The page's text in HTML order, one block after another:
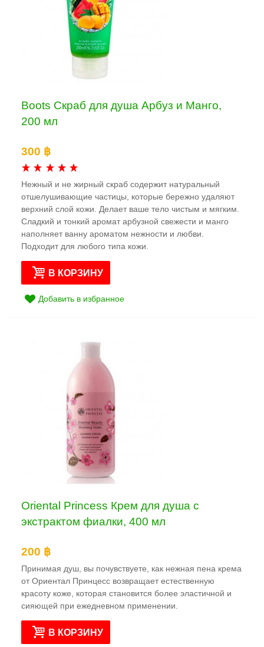
Boots Скраб для душа Арбуз и Манго,
200 мл
300 ฿
Нежный и не жирный скраб содержит натуральный
отшелушивающие частицы, которые бережно удаляют
верхний слой кожи. Делает ваше тело чистым и мягким.
Сладкий и тонкий аромат арбузной свежести и манго
наполняет ванну ароматом нежности и любви.
Подходит для любого типа кожи.
В КОРЗИНУ
Добавить в избранное
Oriental Princess Крем для душа с
экстрактом фиалки, 400 мл
200 ฿
Принимая душ, вы почувствуете, как нежная пена крема
от Ориентал Принцесс возвращает естественную
красоту коже, которая становится более эластичной и
сияющей при ежедневном применении.
В КОРЗИНУ